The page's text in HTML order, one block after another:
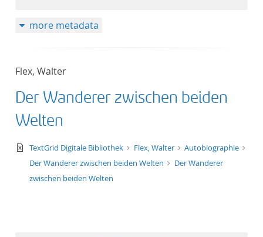
more metadata
Flex, Walter
Der Wanderer zwischen beiden
Welten
text/xml
TextGrid Digitale Bibliothek Flex, Walter
Autobiographie
Der Wanderer zwischen beiden Welten
Der Wanderer
zwischen beiden Welten